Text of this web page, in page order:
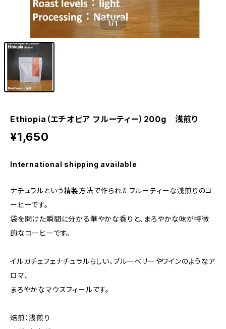
1/1
Ethiopia（エチオピア フルーティー）200g 浅煎り
¥1,650
International shipping available
ナチュラルという精製方法で作られたフルーティーな浅煎りのコ
ーヒーです。
袋を開けた瞬間に分かる華やかな香りと、まろやかな味が特徴
的なコーヒーです。
イルガチェフェナチュラルらしい、ブルーベリーやワインのようなア
ロマ、
まろやかなマウスフィールです。
焙煎：浅煎り